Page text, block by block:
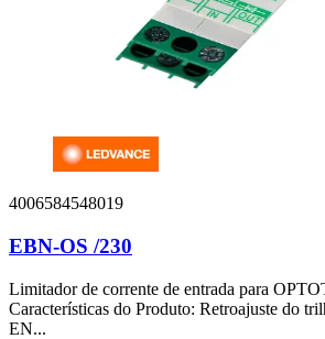
4006584548019
EBN-OS /230
Limitador de corrente de entrada para
Características do Produto: Retroajuste do
EN...